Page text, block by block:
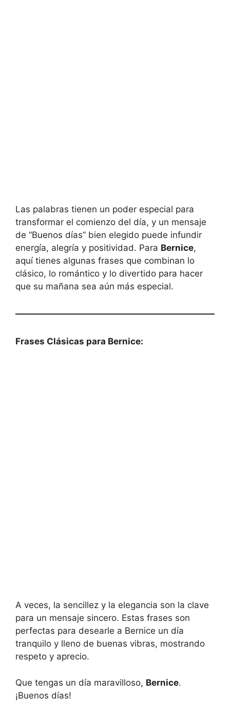
Las palabras tienen un poder especial para
transformar el comienzo del día, y un mensaje
de “Buenos días” bien elegido puede infundir
energía, alegría y positividad. Para Bernice,
aquí tienes algunas frases que combinan lo
clásico, lo romántico y lo divertido para hacer
que su mañana sea aún más especial.
Frases Clásicas para Bernice:
A veces, la sencillez y la elegancia son la clave
para un mensaje sincero. Estas frases son
perfectas para desearle a Bernice un día
tranquilo y lleno de buenas vibras, mostrando
respeto y aprecio.
Que tengas un día maravilloso, Bernice.
¡Buenos días!